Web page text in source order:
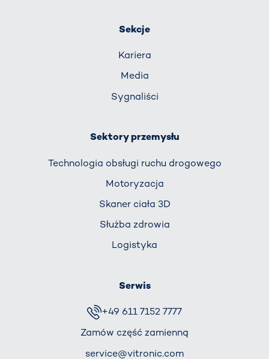
Sekcje
Kariera
Media
Sygnaliści
Sektory przemysłu
Technologia obsługi ruchu drogowego
Motoryzacja
Skaner ciała 3D
Służba zdrowia
Logistyka
Serwis
+49 611 7152 7777
Zamów część zamienną
service@vitronic.com